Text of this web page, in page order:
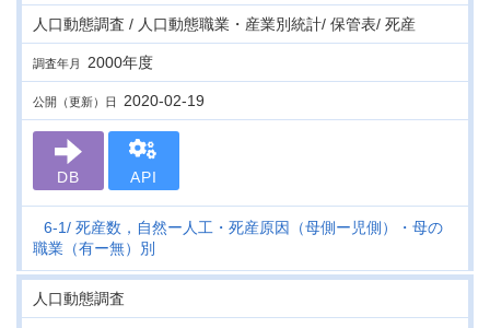
人口動態調査 / 人口動態職業・産業別統計/ 保管表/ 死産
調査年月 2000年度
公開（更新）日 2020-02-19
DB API
6-1 死産数，自然ー人工・死産原因（母側ー児側）・母の
職業（有ー無）別
人口動態調査